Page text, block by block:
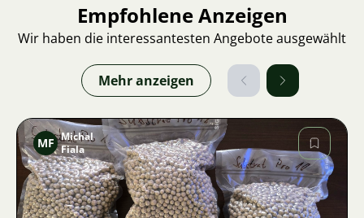
Empfohlene Anzeigen
Wir haben die interessantesten Angebote ausgewählt
Mehr anzeigen
Bild
MF Michal
Fiala